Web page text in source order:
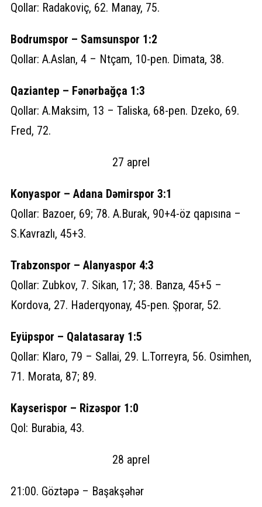
Qollar: Radakoviç, 62. Manay, 75.
Bodrumspor – Samsunspor 1:2
Qollar: A.Aslan, 4 – Ntçam, 10-pen. Dimata, 38.
Qaziantep – Fənərbağça 1:3
Qollar: A.Maksim, 13 – Taliska, 68-pen. Dzeko, 69.
Fred, 72.
27 aprel
Konyaspor – Adana Dəmirspor 3:1
Qollar: Bazoer, 69; 78. A.Burak, 90+4-öz qapısına –
S.Kavrazlı, 45+3.
Trabzonspor – Alanyaspor 4:3
Qollar: Zubkov, 7. Sikan, 17; 38. Banza, 45+5 –
Kordova, 27. Haderqyonay, 45-pen. Şporar, 52.
Eyüpspor – Qalatasaray 1:5
Qollar: Klaro, 79 – Sallai, 29. L.Torreyra, 56. Osimhen,
71. Morata, 87; 89.
Kayserispor – Rizəspor 1:0
Qol: Burabia, 43.
28 aprel
21:00. Göztəpə – Başakşəhər